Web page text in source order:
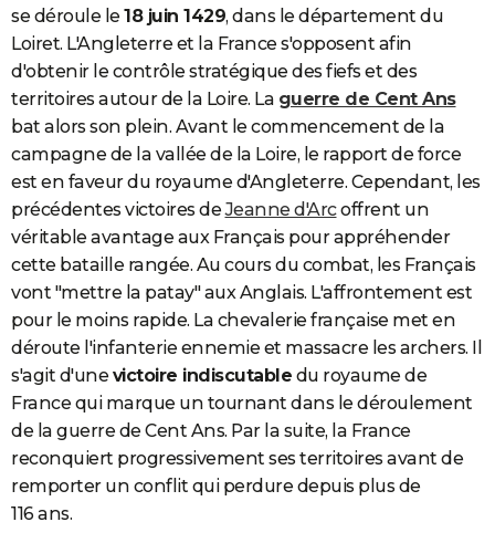
se déroule le 18 juin 1429, dans le département du
Loiret. L'Angleterre et la France s'opposent afin
d'obtenir le contrôle stratégique des fiefs et des
territoires autour de la Loire. La guerre de Cent Ans
bat alors son plein. Avant le commencement de la
campagne de la vallée de la Loire, le rapport de force
est en faveur du royaume d'Angleterre. Cependant, les
précédentes victoires deJeanne d'Arcoffrent un
véritable avantage aux Français pour appréhender
cette bataille rangée. Au cours du combat, les Français
vont "mettre la patay" aux Anglais. L'affrontement est
pour le moins rapide. La chevalerie française met en
déroute l'infanterie ennemie et massacre les archers. Il
s'agit d'une victoire indiscutable du royaume de
France qui marque un tournant dans le déroulement
de la guerre de Cent Ans. Par la suite, la France
reconquiert progressivement ses territoires avant de
remporter un conflit qui perdure depuis plus de
116 ans.